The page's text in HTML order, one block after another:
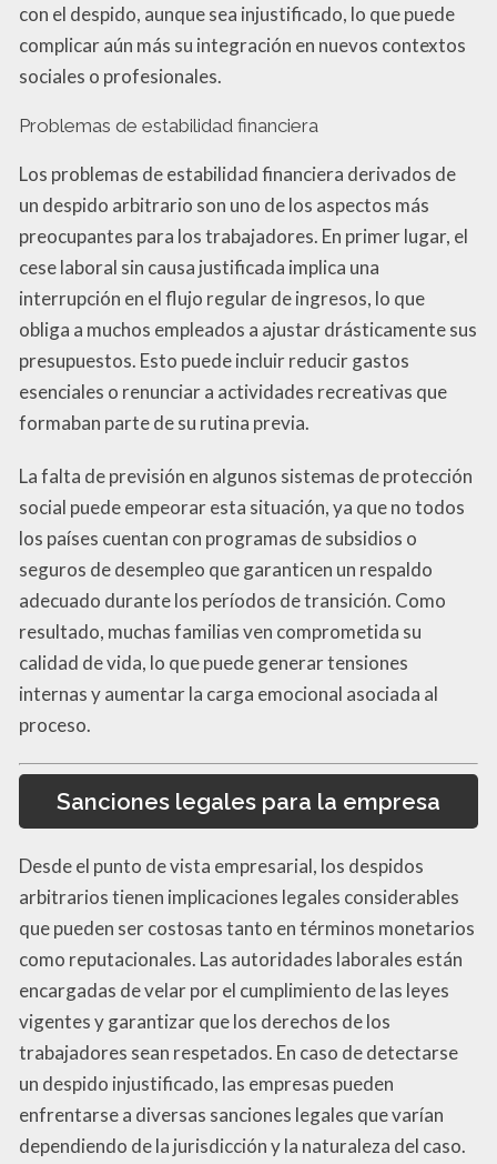
con el despido, aunque sea injustificado, lo que puede
complicar aún más su integración en nuevos contextos
sociales o profesionales.
Problemas de estabilidad financiera
Los problemas de estabilidad financiera derivados de
un despido arbitrario son uno de los aspectos más
preocupantes para los trabajadores. En primer lugar, el
cese laboral sin causa justificada implica una
interrupción en el flujo regular de ingresos, lo que
obliga a muchos empleados a ajustar drásticamente sus
presupuestos. Esto puede incluir reducir gastos
esenciales o renunciar a actividades recreativas que
formaban parte de su rutina previa.
La falta de previsión en algunos sistemas de protección
social puede empeorar esta situación, ya que no todos
los países cuentan con programas de subsidios o
seguros de desempleo que garanticen un respaldo
adecuado durante los períodos de transición. Como
resultado, muchas familias ven comprometida su
calidad de vida, lo que puede generar tensiones
internas y aumentar la carga emocional asociada al
proceso.
Sanciones legales para la empresa
Desde el punto de vista empresarial, los despidos
arbitrarios tienen implicaciones legales considerables
que pueden ser costosas tanto en términos monetarios
como reputacionales. Las autoridades laborales están
encargadas de velar por el cumplimiento de las leyes
vigentes y garantizar que los derechos de los
trabajadores sean respetados. En caso de detectarse
un despido injustificado, las empresas pueden
enfrentarse a diversas sanciones legales que varían
dependiendo de la jurisdicción y la naturaleza del caso.